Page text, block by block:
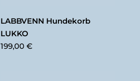
LABBVENN Hundekorb
LUKKO
199,00 €